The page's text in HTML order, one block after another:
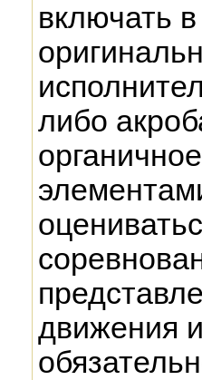
включать
либо
движения